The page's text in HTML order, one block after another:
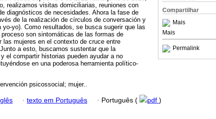
Compartilhar
Mais
Mais
Permalink
realizamos visitas domiciliarias, reuniones con
diagnósticos de necesidades. Ahora la fase de
de la realización de círculos de conversación y
yo). Como resultados, se busca sugerir que las
son sintomáticas de las formas de
mujeres en el contexto de cruce entre
a esto, buscamos sustentar que la
el compartir historias pueden ayudar a no
en una poderosa herramienta político-
psicossocial; mujer..
· texto em Português · Português ( pdf )